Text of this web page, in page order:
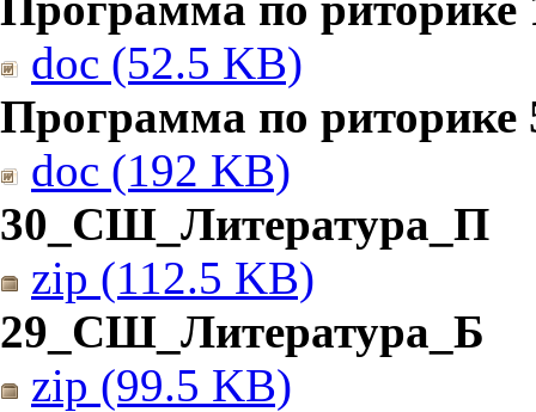
doc (52.5 KB)
Программа по риторике
doc (192 KB)
30_СШ_Литература_П
zip (112.5 KB)
29_СШ_Литература_Б
zip (99.5 KB)